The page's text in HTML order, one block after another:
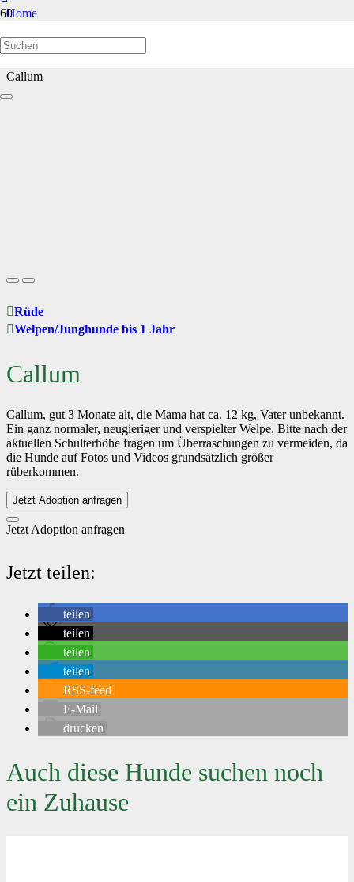
Home
Welpen/Junghunde bis 1 Jahr
Callum
Rüde
Welpen/Junghunde bis 1 Jahr
Callum
Callum, gut 3 Monate alt, die Mama hat ca. 12 kg, Vater unbekannt.
Ein ganz normaler, neugieriger und verspielter Welpe. Bitte nach der
aktuellen Schulterhöhe fragen um Überraschungen zu vermeiden, da
die Hunde auf Fotos und Videos grundsätzlich größer
rüberkommen.
Jetzt Adoption anfragen
Jetzt Adoption anfragen
Jetzt teilen:
teilen
teilen
teilen
teilen
RSS-feed
E-Mail
drucken
Auch diese Hunde suchen noch
ein Zuhause